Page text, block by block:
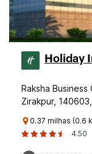
Holiday
Raksha Business
Zirakpur,
0.37 milhas (0.6
4.50